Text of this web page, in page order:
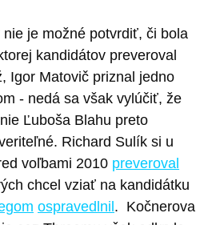
je možné potvrdiť, či bola
kandidátov preveroval
Igor Matovič priznal jedno
- nedá sa však vylúčiť, že
Ľuboša Blahu preto
Richard Sulík si u
voľbami 2010 preveroval
chcel vziať na kandidátku
ospravedlnil. Kočnerova